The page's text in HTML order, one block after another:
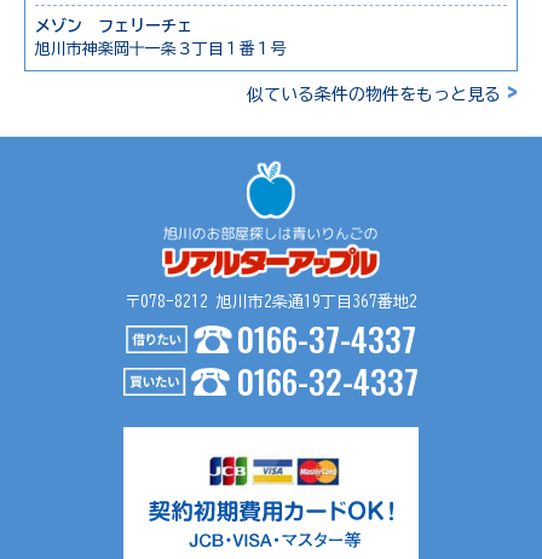
メゾン フェリーチェ
旭川市神楽岡十一条３丁目１番１号
似ている条件の物件をもっと見る >
〒078-8212 旭川市2条通19丁目367番地2
0166-37-4337
0166-32-4337